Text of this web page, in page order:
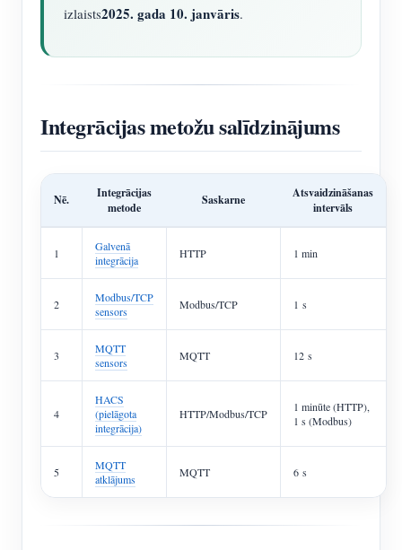
izlaists2025. gada 10. janvāris.
Integrācijas metožu salīdzinājums
Nē.
Integrācijas
metode
Saskarne
Atsvaidzināšanas
intervāls
1
Galvenā
integrācija
HTTP 1 min
2
Modbus/TCP
sensors
Modbus/TCP 1 s
3
MQTT
sensors
MQTT 12 s
4
HACS
(pielāgota
integrācija)
HTTP/Modbus/TCP
1 minūte (HTTP),
1 s (Modbus)
5
MQTT
atklājums
MQTT 6 s